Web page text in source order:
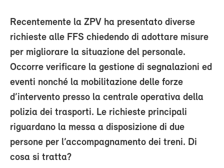
Recentemente la ZPV ha presentato diverse
richieste alle FFS chiedendo di adottare misure
per migliorare la situazione del personale.
Occorre verificare la gestione di segnalazioni ed
eventi nonché la mobilitazione delle forze
d’intervento presso la centrale operativa della
polizia dei trasporti. Le richieste principali
riguardano la messa a disposizione di due
persone per l’accompagnamento dei treni. Di
cosa si tratta?